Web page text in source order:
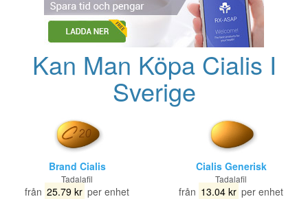
Kan Man Köpa Cialis I
Sverige
Brand Cialis
Tadalafil
från 25.79 kr per enhet
Cialis Generisk
Tadalafil
från 13.04 kr per enhet